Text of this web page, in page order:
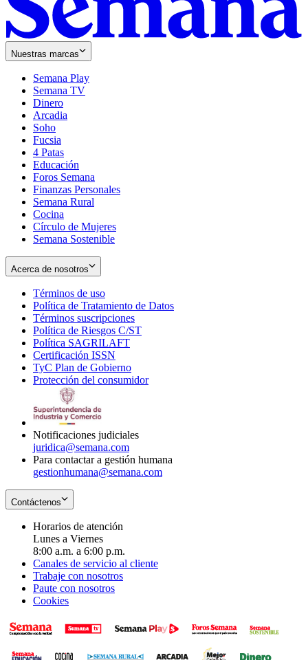
Nuestras marcas
Semana Play
Semana TV
Dinero
Arcadia
Soho
in
new
window
Fucsia
in
new
window
4 Patas
Educación
Foros Semana
Finanzas Personales
Semana Rural
Cocina
Círculo de Mujeres
Semana Sostenible
Acerca de nosotros
Términos de uso
in
new
window
Política de Tratamiento de Datos
Términos suscripciones
in
Política de Riesgos C/ST
Política SAGRILAFT
new
window
Certificación ISSN
in
new
TyC Plan de Gobierno
in
Protección del consumidorOpens
Notificaciones judiciales
juridica@semana.com
Para contactar a gestión humana
gestionhumana@semana.com
Contáctenos
Horarios de atención
Lunes a Viernes
8:00 a.m. a 6:00 p.m.
Canales de servicio al cliente
Trabaje con nosotros
Paute con nosotros
Cookies